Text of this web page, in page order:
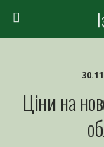
Ціни на